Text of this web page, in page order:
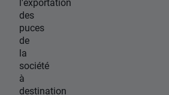
des
puces
de
la
société
à
destination